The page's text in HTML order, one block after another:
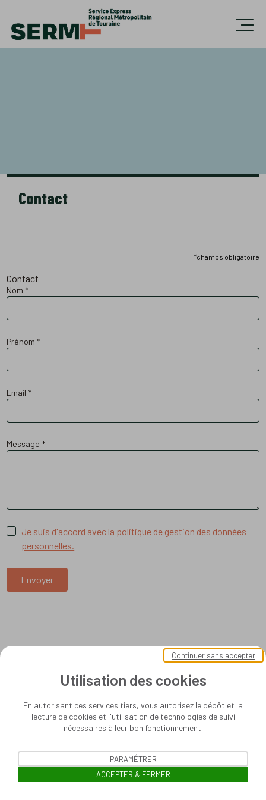
Accèder directement au contenu
Contact
*champs obligatoire
Contact
Nom *
Prénom *
Email *
Message *
Je suis d'accord avec la politique de gestion des données
personnelles.
Envoyer
Utilisation des cookies
En autorisant ces services tiers, vous autorisez le dépôt et la
lecture de cookies et l'utilisation de technologies de suivi
nécessaires à leur bon fonctionnement.
Continuer sans accepter
PARAMÉTRER
ACCEPTER & FERMER